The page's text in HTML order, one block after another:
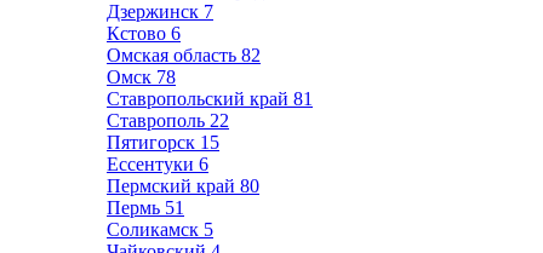
Дзержинск 7
Кстово 6
Омская область 82
Омск 78
Ставропольский край 81
Ставрополь 22
Пятигорск 15
Ессентуки 6
Пермский край 80
Пермь 51
Соликамск 5